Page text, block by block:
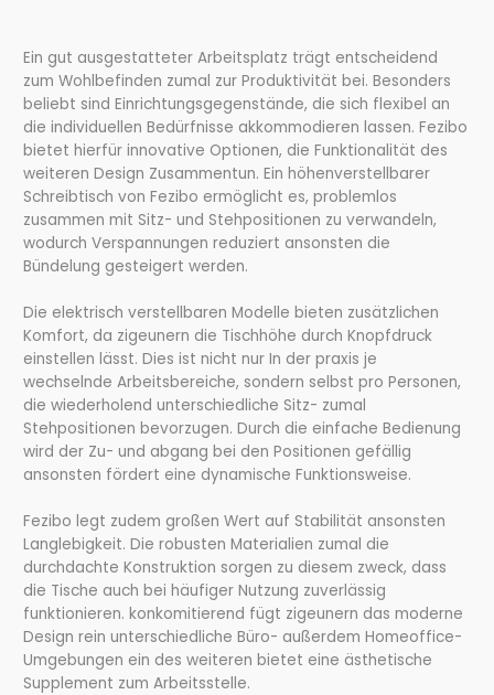
Ein gut ausgestatteter Arbeitsplatz trägt entscheidend
zum Wohlbefinden zumal zur Produktivität bei. Besonders
beliebt sind Einrichtungsgegenstände, die sich flexibel an
die individuellen Bedürfnisse akkommodieren lassen. Fezibo
bietet hierfür innovative Optionen, die Funktionalität des
weiteren Design Zusammentun. Ein höhenverstellbarer
Schreibtisch von Fezibo ermöglicht es, problemlos
zusammen mit Sitz- und Stehpositionen zu verwandeln,
wodurch Verspannungen reduziert ansonsten die
Bündelung gesteigert werden.
Die elektrisch verstellbaren Modelle bieten zusätzlichen
Komfort, da zigeunern die Tischhöhe durch Knopfdruck
einstellen lässt. Dies ist nicht nur In der praxis je
wechselnde Arbeitsbereiche, sondern selbst pro Personen,
die wiederholend unterschiedliche Sitz- zumal
Stehpositionen bevorzugen. Durch die einfache Bedienung
wird der Zu- und abgang bei den Positionen gefällig
ansonsten fördert eine dynamische Funktionsweise.
Fezibo legt zudem großen Wert auf Stabilität ansonsten
Langlebigkeit. Die robusten Materialien zumal die
durchdachte Konstruktion sorgen zu diesem zweck, dass
die Tische auch bei häufiger Nutzung zuverlässig
funktionieren. konkomitierend fügt zigeunern das moderne
Design rein unterschiedliche Büro- außerdem Homeoffice-
Umgebungen ein des weiteren bietet eine ästhetische
Supplement zum Arbeitsstelle.